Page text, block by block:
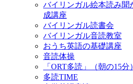
バイリンガル絵本読み聞
成講座
バイリンガル読書会
バイリンガル音読教室
おうち英語の基礎講座
音読体操
「ORT多読」（朝の15分）
多読TIME